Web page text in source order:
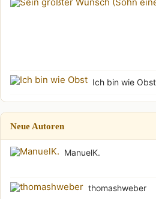
Ich bin wie Obst
Neue Autoren
ManuelK.
thomashweber